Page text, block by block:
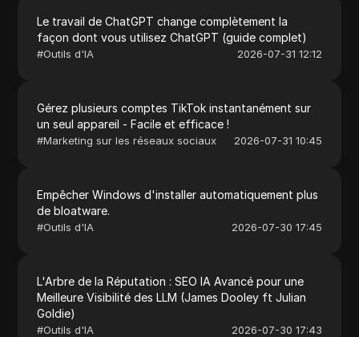
Le travail de ChatGPT change complètement la
façon dont vous utilisez ChatGPT (guide complet)
#Outils d'IA 2026-07-31 12:12
Gérez plusieurs comptes TikTok instantanément sur
un seul appareil - Facile et efficace !
#Marketing sur les réseaux sociaux 2026-07-31 10:45
Empêcher Windows d'installer automatiquement plus
de bloatware.
#Outils d'IA 2026-07-30 17:45
L'Arbre de la Réputation : SEO IA Avancé pour une
Meilleure Visibilité des LLM (James Dooley ft Julian
Goldie)
#Outils d'IA 2026-07-30 17:43